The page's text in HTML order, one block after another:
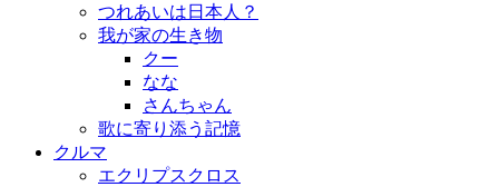
つれあいは日本人？
我が家の生き物
クー
なな
さんちゃん
歌に寄り添う記憶
クルマ
エクリプスクロス